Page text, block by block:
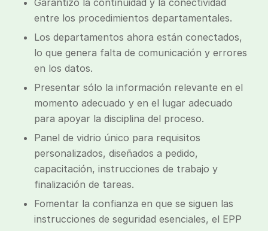
Garantizó la continuidad y la conectividad
entre los procedimientos departamentales.
Los departamentos ahora están conectados,
lo que genera falta de comunicación y errores
en los datos.
Presentar sólo la información relevante en el
momento adecuado y en el lugar adecuado
para apoyar la disciplina del proceso.
Panel de vidrio único para requisitos
personalizados, diseñados a pedido,
capacitación, instrucciones de trabajo y
finalización de tareas.
Fomentar la confianza en que se siguen las
instrucciones de seguridad esenciales, el EPP